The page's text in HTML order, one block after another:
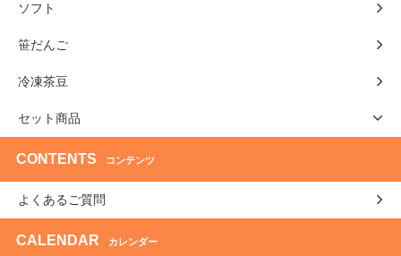
ソフト
笹だんご
冷凍茶豆
セット商品
CONTENTS コンテンツ
よくあるご質問
CALENDAR カレンダー